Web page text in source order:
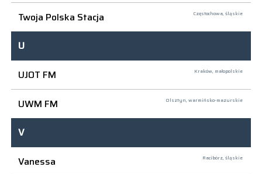
Twoja Polska Stacja Częstochowa, śląskie
U
UJOT FM
Kraków, małopolskie
UWM FM Olsztyn, warmińsko-mazurskie
V
Vanessa
Racibórz, śląskie